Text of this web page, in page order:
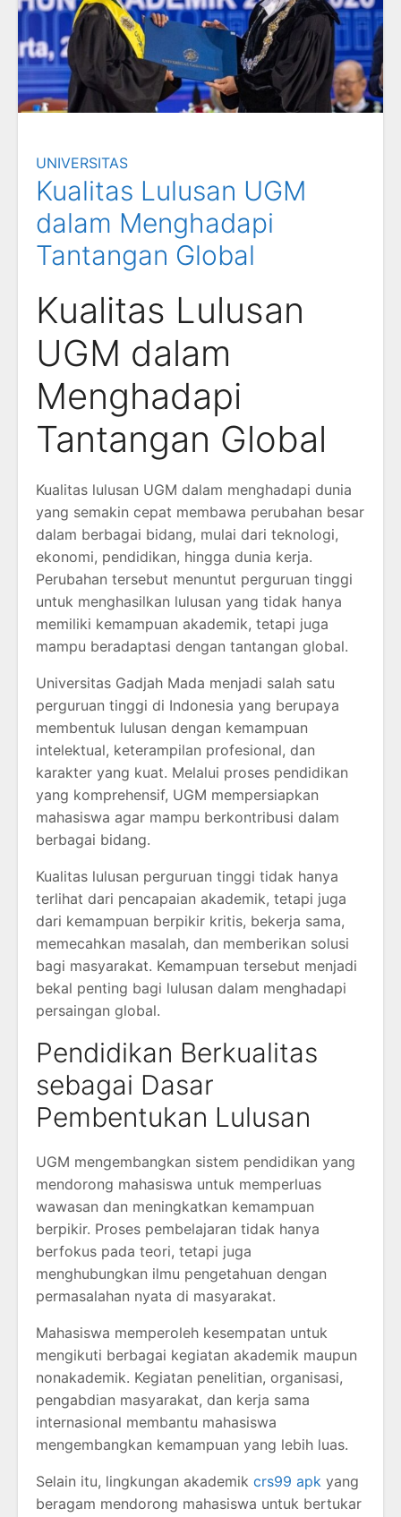
UNIVERSITAS
Kualitas Lulusan UGM
dalam Menghadapi
Tantangan Global
Kualitas Lulusan
UGM dalam
Menghadapi
Tantangan Global
Kualitas lulusan UGM dalam menghadapi dunia
yang semakin cepat membawa perubahan besar
dalam berbagai bidang, mulai dari teknologi,
ekonomi, pendidikan, hingga dunia kerja.
Perubahan tersebut menuntut perguruan tinggi
untuk menghasilkan lulusan yang tidak hanya
memiliki kemampuan akademik, tetapi juga
mampu beradaptasi dengan tantangan global.
Universitas Gadjah Mada menjadi salah satu
perguruan tinggi di Indonesia yang berupaya
membentuk lulusan dengan kemampuan
intelektual, keterampilan profesional, dan
karakter yang kuat. Melalui proses pendidikan
yang komprehensif, UGM mempersiapkan
mahasiswa agar mampu berkontribusi dalam
berbagai bidang.
Kualitas lulusan perguruan tinggi tidak hanya
terlihat dari pencapaian akademik, tetapi juga
dari kemampuan berpikir kritis, bekerja sama,
memecahkan masalah, dan memberikan solusi
bagi masyarakat. Kemampuan tersebut menjadi
bekal penting bagi lulusan dalam menghadapi
persaingan global.
Pendidikan Berkualitas
sebagai Dasar
Pembentukan Lulusan
UGM mengembangkan sistem pendidikan yang
mendorong mahasiswa untuk memperluas
wawasan dan meningkatkan kemampuan
berpikir. Proses pembelajaran tidak hanya
berfokus pada teori, tetapi juga
menghubungkan ilmu pengetahuan dengan
permasalahan nyata di masyarakat.
Mahasiswa memperoleh kesempatan untuk
mengikuti berbagai kegiatan akademik maupun
nonakademik. Kegiatan penelitian, organisasi,
pengabdian masyarakat, dan kerja sama
internasional membantu mahasiswa
mengembangkan kemampuan yang lebih luas.
Selain itu, lingkungan akademik crs99 apk yang
beragam mendorong mahasiswa untuk bertukar